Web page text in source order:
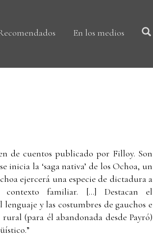
En los medios
de cuentos publicado por Filloy. Son
inicia la ‘saga nativa’ de los Ochoa, un
ejercerá una especie de dictadura a
familiar. [...] Destacan el
y las costumbres de gauchos e
(para él abandonada desde Payró)